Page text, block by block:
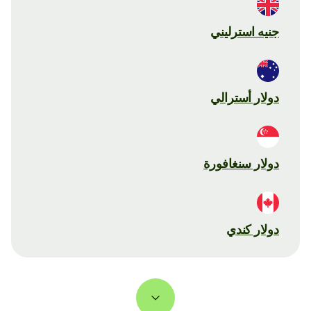
جنيه استرليني
دولار أسترالي
دولار سنغافورة
دولار كندي